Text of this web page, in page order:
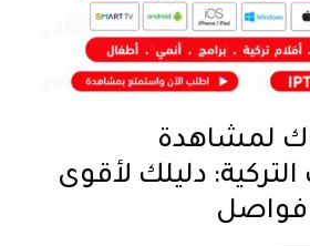
لمشاهدة
دليلك لأقوى
فواصل